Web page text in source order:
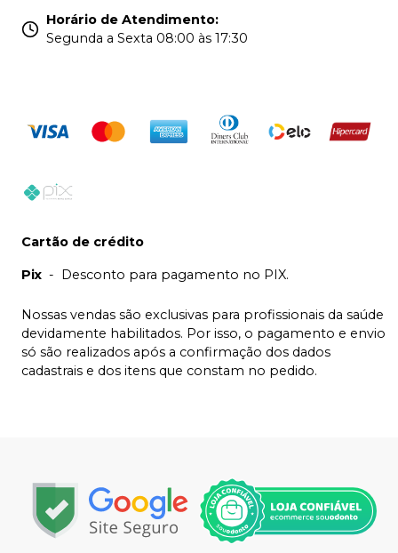
Horário de Atendimento:
Segunda a Sexta 08:00 às 17:30
Cartão de crédito
Pix - Desconto para pagamento no PIX.
Nossas vendas são exclusivas para profissionais da saúde
devidamente habilitados. Por isso, o pagamento e envio
só são realizados após a confirmação dos dados
cadastrais e dos itens que constam no pedido.